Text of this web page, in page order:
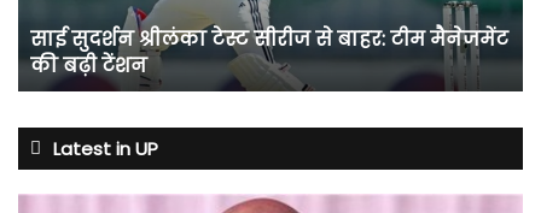
मैनेजमेंट
की
बढ़ी
साई सुदर्शन श्रीलंका टेस्ट सीरीज से बाहर: टीम मैनेजमेंट
की बढ़ी टेंशन
Latest in UP